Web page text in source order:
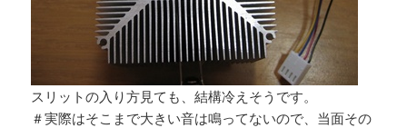
スリットの入り方見ても、結構冷えそうです。
＃実際はそこまで大きい音は鳴ってないので、当面その